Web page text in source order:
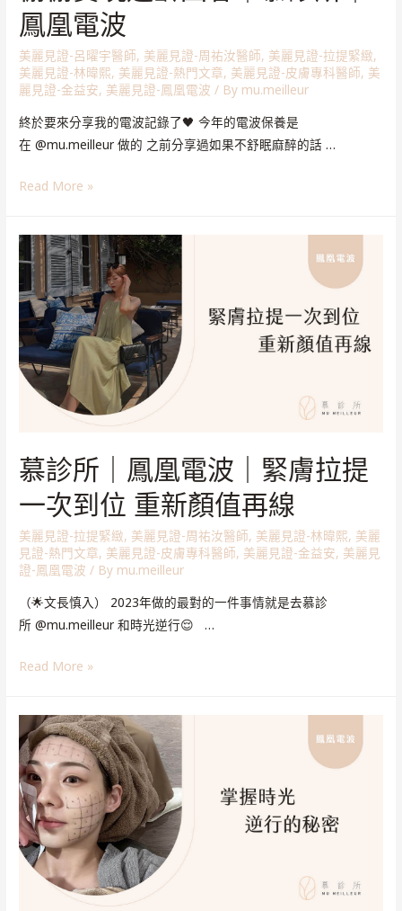
鳳凰電波
美麗見證-呂曜宇醫師, 美麗見證-周祐汝醫師, 美麗見證-拉提緊緻,
美麗見證-林暐熙, 美麗見證-熱門文章, 美麗見證-皮膚專科醫師, 美
麗見證-金益安, 美麗見證-鳳凰電波 / By mu.meilleur
終於要來分享我的電波記錄了🖤 今年的電波保養是
在 @mu.meilleur 做的 之前分享過如果不舒眠麻醉的話 …
Read More »
慕診所｜鳳凰電波｜緊膚拉提
一次到位 重新顏值再線
美麗見證-拉提緊緻, 美麗見證-周祐汝醫師, 美麗見證-林暐熙, 美麗
見證-熱門文章, 美麗見證-皮膚專科醫師, 美麗見證-金益安, 美麗見
證-鳳凰電波 / By mu.meilleur
（🌟文長慎入） 2023年做的最對的一件事情就是去慕診
所 @mu.meilleur 和時光逆行😌 …
Read More »